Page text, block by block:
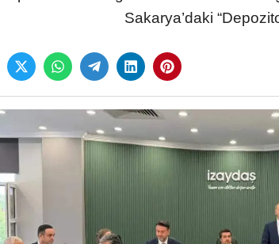
Sakarya’daki